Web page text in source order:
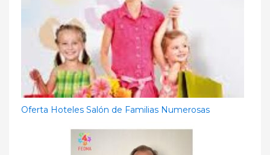
Oferta Hoteles Salón de Familias Numerosas